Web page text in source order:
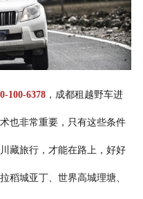
100-6378，成都租越野车进
也非常重要，只有这些条件
藏旅行，才能在路上，好好
稻城亚丁、世界高城理塘、